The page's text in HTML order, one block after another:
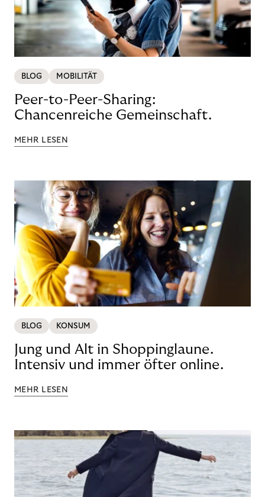
BLOG MOBILITÄT
Peer-to-Peer-Sharing:
Chancenreiche Gemeinschaft.
MEHR LESEN
BLOG KONSUM
Jung und Alt in Shoppinglaune.
Intensiv und immer öfter online.
MEHR LESEN